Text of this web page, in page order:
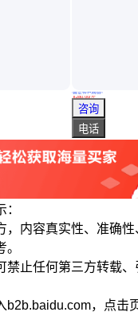
市场茶店进货点 龚府高山新茶手工头春新茶花
真实性已核验
￥280.00/斤
福建泉州
咨询
电话
，内容真实性、准确
禁止任何第三方转载
b2b.baidu.com，点击